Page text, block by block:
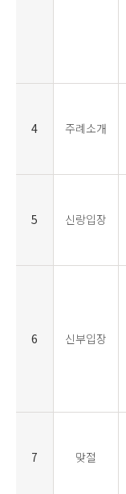
4 주례소개
5 신랑입장
6 신부입장
7 맞절